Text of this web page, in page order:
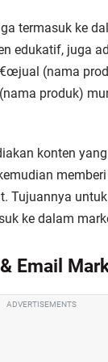
termasuk ke
edukatif, juga
(nama
produk)
konten
Tujuannya
ke dalam
Email
ADVERTISEMENTS